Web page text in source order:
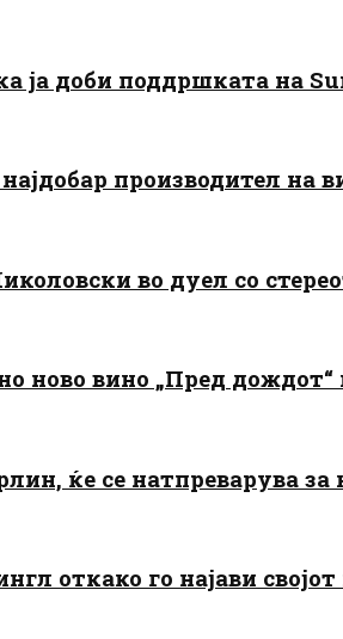
ја доби поддршката на
најдобар производител
во дуел со
ново вино „Пред
ќе се натпреварува
откако го најави